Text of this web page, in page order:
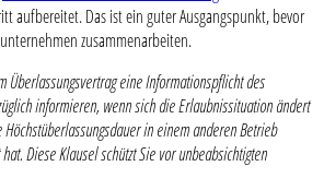
aufbereitet. Das ist ein guter Ausgangspunkt, bevor
zusammenarbeiten.
Überlassungsvertrag eine Informationspflicht des
informieren, wenn sich die Erlaubnissituation ändert
in einem anderen Betrieb
Diese Klausel schützt Sie vor unbeabsichtigten